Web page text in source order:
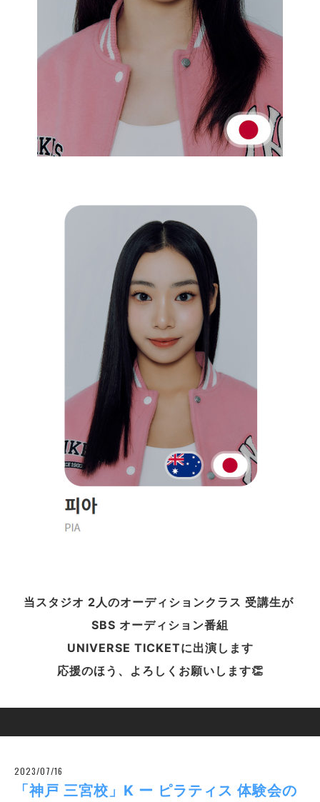
当スタジオ 2人のオーディションクラス 受講生が
SBS オーディション番組
UNIVERSE TICKETに出演します
応援のほう、よろしくお願いします👏
2023/07/16
「神戸 三宮校」K ー ピラティス 体験会の